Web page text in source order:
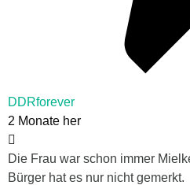
DDRforever
2 Monate her
Die Frau war schon immer
Bürger hat es nur nicht gemerkt.